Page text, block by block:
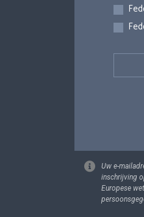
Uw e-
inschrijving
Europese